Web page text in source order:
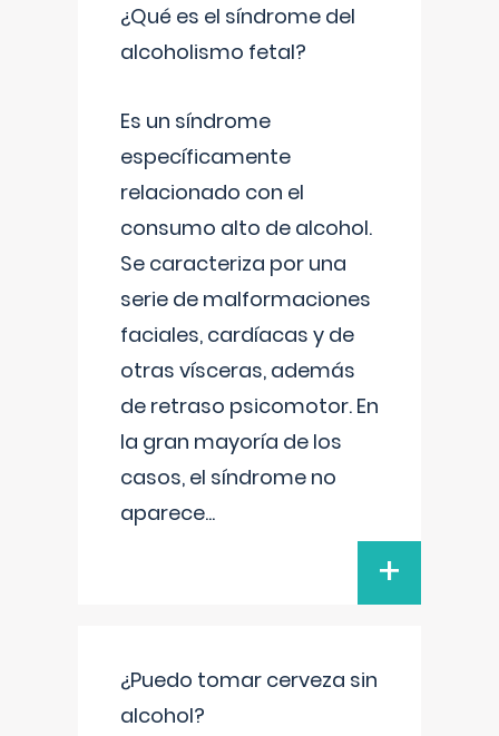
¿Qué es el síndrome del
alcoholismo fetal?
Es un síndrome
específicamente
relacionado con el
consumo alto de alcohol.
Se caracteriza por una
serie de malformaciones
faciales, cardíacas y de
otras vísceras, además
de retraso psicomotor. En
la gran mayoría de los
casos, el síndrome no
aparece...
+
¿Puedo tomar cerveza sin
alcohol?